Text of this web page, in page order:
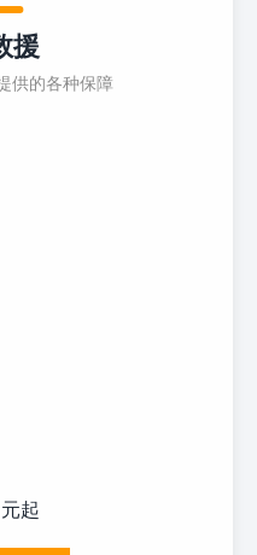
援
供的各种保障
元起